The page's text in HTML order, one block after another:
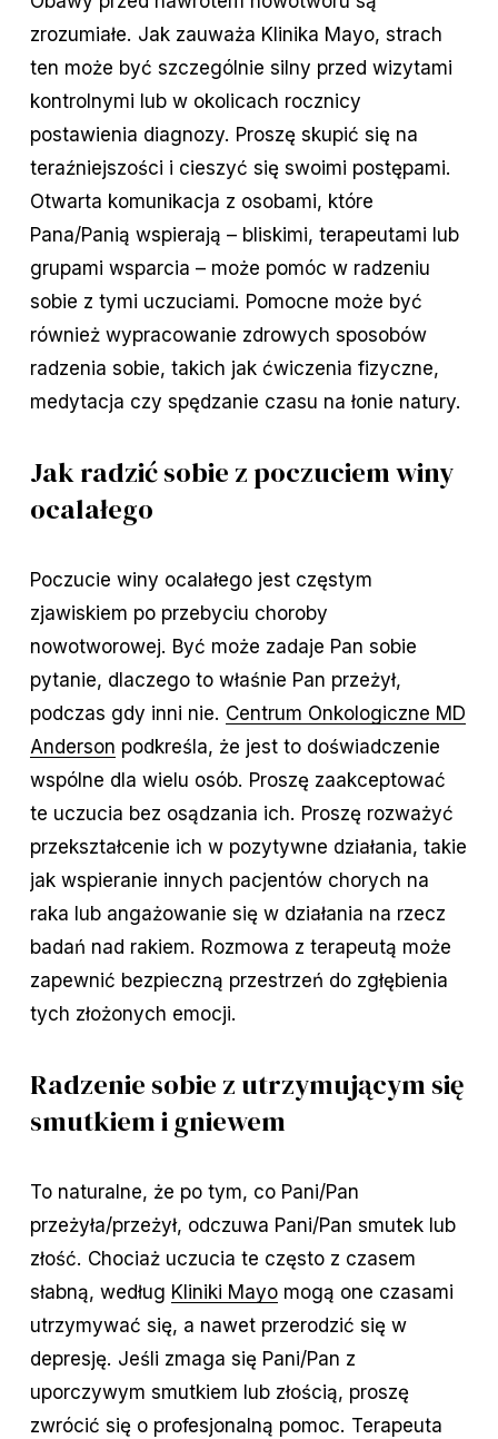
zrozumiałe. Jak zauważa Klinika Mayo, strach
ten może być szczególnie silny przed wizytami
kontrolnymi lub w okolicach rocznicy
postawienia diagnozy. Proszę skupić się na
teraźniejszości i cieszyć się swoimi postępami.
Otwarta komunikacja z osobami, które
Pana/Panią wspierają – bliskimi, terapeutami lub
grupami wsparcia – może pomóc w radzeniu
sobie z tymi uczuciami. Pomocne może być
również wypracowanie zdrowych sposobów
radzenia sobie, takich jak ćwiczenia fizyczne,
medytacja czy spędzanie czasu na łonie natury.
Jak radzić sobie z poczuciem winy
ocalałego
Poczucie winy ocalałego jest częstym
zjawiskiem po przebyciu choroby
nowotworowej. Być może zadaje Pan sobie
pytanie, dlaczego to właśnie Pan przeżył,
podczas gdy inni nie. Centrum Onkologiczne MD
Anderson podkreśla, że jest to doświadczenie
wspólne dla wielu osób. Proszę zaakceptować
te uczucia bez osądzania ich. Proszę rozważyć
przekształcenie ich w pozytywne działania, takie
jak wspieranie innych pacjentów chorych na
raka lub angażowanie się w działania na rzecz
badań nad rakiem. Rozmowa z terapeutą może
zapewnić bezpieczną przestrzeń do zgłębienia
tych złożonych emocji.
Radzenie sobie z utrzymującym się
smutkiem i gniewem
To naturalne, że po tym, co Pani/Pan
przeżyła/przeżył, odczuwa Pani/Pan smutek lub
złość. Chociaż uczucia te często z czasem
słabną, według Kliniki Mayomogą one czasami
utrzymywać się, a nawet przerodzić się w
depresję. Jeśli zmaga się Pani/Pan z
uporczywym smutkiem lub złością, proszę
zwrócić się o profesjonalną pomoc. Terapeuta